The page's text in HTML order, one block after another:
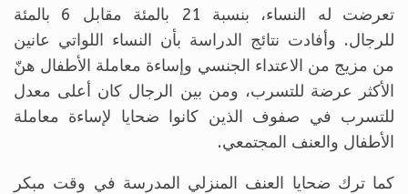
تعرضت له النساء، بنسبة 21 بالمئة مقابل 6 بالمئة
للرجال. وأفادت نتائج الدراسة بأن النساء اللواتي عانين
من مزيج من الاعتداء الجنسي وإساءة معاملة الأطفال هنّ
الأكثر عرضة للتسرب، ومن بين الرجال كان أعلى معدل
للتسرب في صفوف الذين كانوا ضحايا لإساءة معاملة
الأطفال والعنف المجتمعي.
كما ترك ضحايا العنف المنزلي المدرسة في وقت مبكر